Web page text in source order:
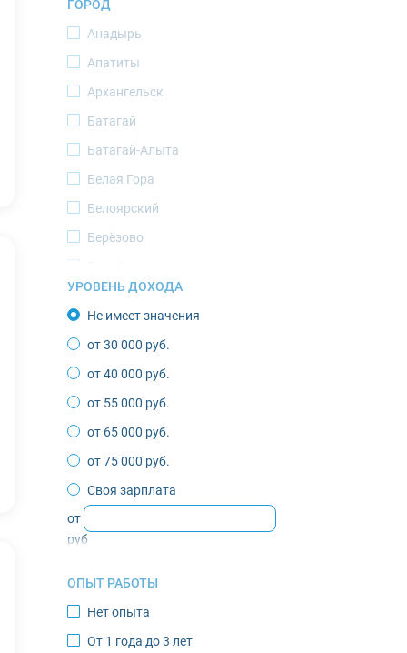
Ямало-Ненецкий АО
ГОРОД
Анадырь
Апатиты
Архангельск
Батагай
Батагай-Алыта
Белая Гора
Белоярский
Берёзово
Верхоянск
Воркута
Губкинский
Депутатский
Жиганск
Зырянка
Игарка
Инта
Казачье
Кировск
Костомукша
Лабытнанги
УРОВЕНЬ ДОХОДА
Не имеет значения
от 30 000 руб.
от 40 000 руб.
от 55 000 руб.
от 65 000 руб.
от 75 000 руб.
Своя зарплата
от
руб
ОПЫТ РАБОТЫ
Нет опыта
От 1 года до 3 лет